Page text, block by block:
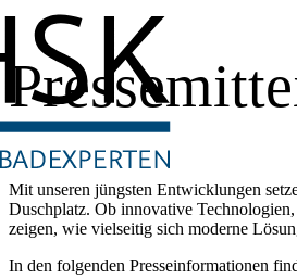
Mit unseren jüngsten Entwicklungen
Duschplatz. Ob innovative
zeigen, wie vielseitig sich moderne
In den folgenden Presseinformationen